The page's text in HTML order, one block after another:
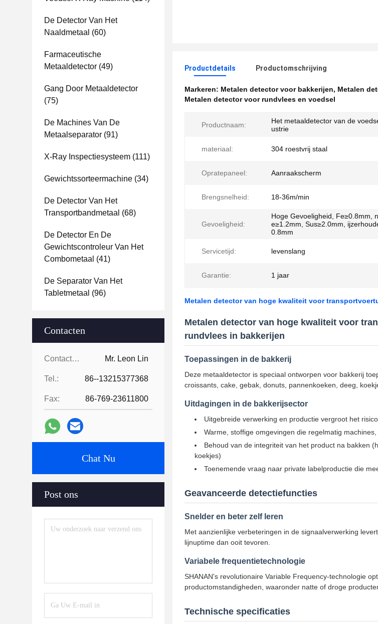
De Detector Van Het
Naaldmetaal (60)
Farmaceutische
Metaaldetector (49)
Gang Door Metaaldetector
(75)
De Machines Van De
Metaalseparator (91)
X-Ray Inspectiesysteem (111)
Gewichtssorteermachine (34)
De Detector Van Het
Transportbandmetaal (68)
De Detector En De
Gewichtscontroleur Van Het
Combometaal (41)
De Separator Van Het
Tabletmetaal (96)
Contacten
Contacten: Mr. Leon Lin
Tel.: 86--13215377368
Fax: 86-769-23611800
Chat Nu
Post ons
Productdetails Productomschrijving
Markeren: Metalen detector voor bakkerijen, Metalen
Metalen detector voor rundvlees en voedsel
Productnaam:
Het metaaldetector van de
ustrie
materiaal: 304 roestvrij staal
Opratepaneel: Aanraakscherm
Brengsnelheid: 18-36m/min
Gevoeligheid:
Hoge Gevoeligheid, Fe≥0.8mm,
e≥1.2mm, Sus≥2.0mm,
0.8mm
Servicetijd: levenslang
Garantie: 1 jaar
Metalen detector van hoge kwaliteit voor
Metalen detector van hoge kwaliteit voor
rundvlees in bakkerijen
Toepassingen in de bakkerij
Deze metaaldetector is speciaal ontworpen voor bakkerij
croissants, cake, gebak, donuts, pannenkoeken, deeg,
Uitdagingen in de bakkerijsector
Uitgebreide verwerking en productie vergroot het
Warme, stoffige omgevingen die regelmatig
Behoud van de integriteit van het product na bakken
koekjes)
Toenemende vraag naar private labelproductie die
Geavanceerde detectiefuncties
Snelder en beter zelf leren
Met aanzienlijke verbeteringen in de signaalverwerking
lijnuptime dan ooit tevoren.
Variabele frequentietechnologie
SHANAN's revolutionaire Variable Frequency-technologie
productomstandigheden, waaronder natte of droge
Technische specificaties